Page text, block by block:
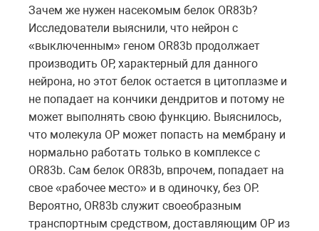
Зачем же нужен насекомым белок OR83b?
Исследователи выяснили, что нейрон с
«выключенным» геном OR83b продолжает
производить ОР, характерный для данного
нейрона, но этот белок остается в цитоплазме и
не попадает на кончики дендритов и потому не
может выполнять свою функцию. Выяснилось,
что молекула ОР может попасть на мембрану и
нормально работать только в комплексе с
OR83b. Сам белок OR83b, впрочем, попадает на
свое «рабочее место» и в одиночку, без ОР.
Вероятно, OR83b служит своеобразным
транспортным средством, доставляющим ОР из